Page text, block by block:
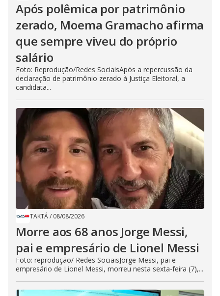
Após polêmica por patrimônio
zerado, Moema Gramacho afirma
que sempre viveu do próprio
salário
Foto: Reprodução/Redes SociaisApós a repercussão da
declaração de patrimônio zerado à Justiça Eleitoral, a
candidata...
TAKTÁ/ 08/08/2026
Morre aos 68 anos Jorge Messi,
pai e empresário de Lionel Messi
Foto: reprodução/ Redes SociaisJorge Messi, pai e
empresário de Lionel Messi, morreu nesta sexta-feira (7),...